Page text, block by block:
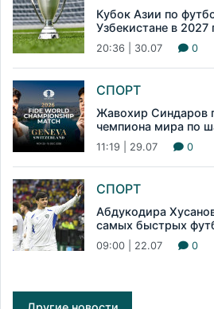
Кубок Азии по
Узбекистане в 2027
20:36 | 30.07 0
СПОРТ
Жавохир Синдаров
чемпиона мира по
11:19 | 29.07 0
СПОРТ
Абдукодира
самых быстрых
09:00 | 22.07 0